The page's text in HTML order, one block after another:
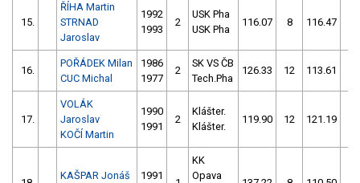
15.
ŘÍHA Martin
STRNAD
Jaroslav
1992
1993
2
USK Pha
USK Pha
116.07 8 116.47
16.
POŘÁDEK Milan
CUC Michal
1986
1977
2
SK VS ČB
Tech.Pha
126.33 12 113.61
17.
VOLÁK
Jaroslav
KOČÍ Martin
1990
1991
2
Klášter.
Klášter.
119.90 12 121.19
KAŠPAR Jonáš 1991
KK
Opava